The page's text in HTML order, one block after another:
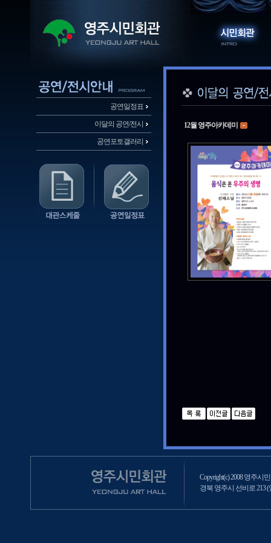
공연일정표
이달의 공연/전시
공연포토갤러리
12월 영주아카데미
Copyright(c) 2008 영주시
경북 영주시 선비로 213 (